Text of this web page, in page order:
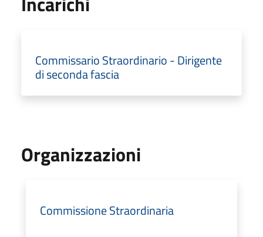
Commissario Straordinario - Dirigente
di seconda fascia
Organizzazioni
Commissione Straordinaria